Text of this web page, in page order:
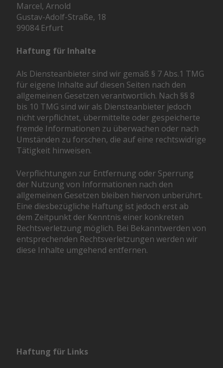
Marcel, Arnold
Gustav-Adolf-Straße, 18
99084 Erfurt
Haftung für Inhalte
Als Diensteanbieter sind wir gemäß § 7 Abs.1 TMG
für eigene Inhalte auf diesen Seiten nach den
allgemeinen Gesetzen verantwortlich. Nach §§ 8
bis 10 TMG sind wir als Diensteanbieter jedoch
nicht verpflichtet, übermittelte oder gespeicherte
fremde Informationen zu überwachen oder nach
Umständen zu forschen, die auf eine rechtswidrige
Tätigkeit hinweisen.
Verpflichtungen zur Entfernung oder Sperrung
der Nutzung von Informationen nach den
allgemeinen Gesetzen bleiben hiervon unberührt.
Eine diesbezügliche Haftung ist jedoch erst ab
dem Zeitpunkt der Kenntnis einer konkreten
Rechtsverletzung möglich. Bei Bekanntwerden von
entsprechenden Rechtsverletzungen werden wir
diese Inhalte umgehend entfernen.
Haftung für Links